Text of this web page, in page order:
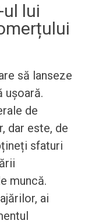
lui
să lanseze
ușoară.
de
dar este, de
sfaturi
muncă.
ai